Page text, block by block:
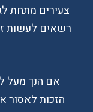
רשאים לעשות
הזכות לאסור